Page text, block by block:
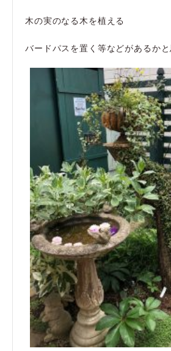
木の実のなる木を植える
バードパスを置く等などがあるかと